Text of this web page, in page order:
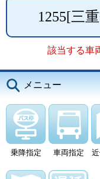
1255[三
該当する車
メニュー
乗降指定 車両指定